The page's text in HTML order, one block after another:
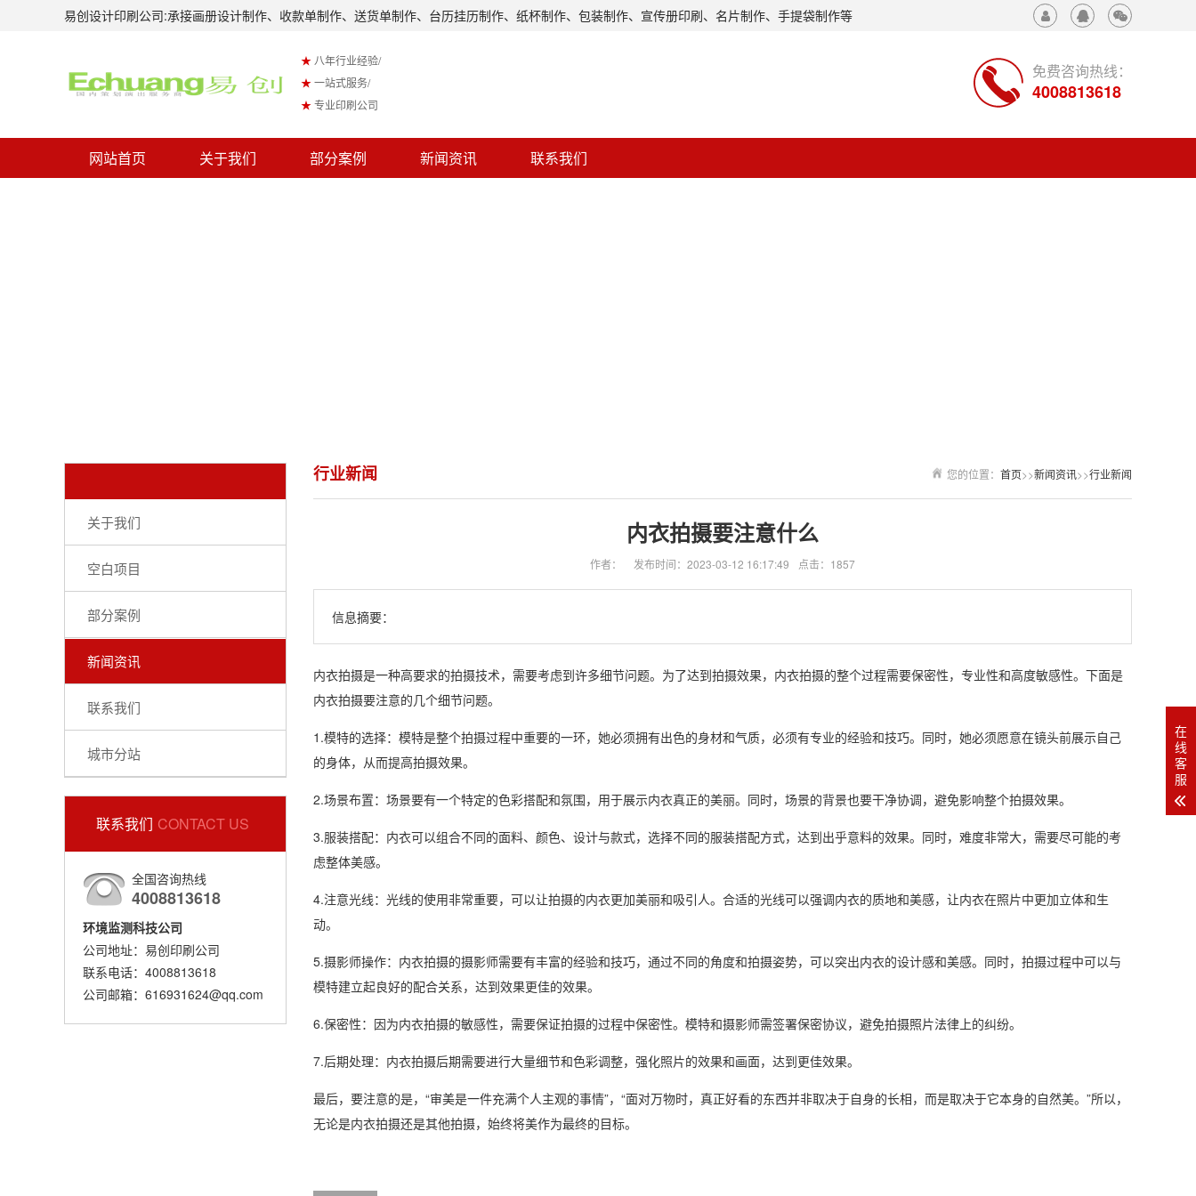
易创设计印刷公司:承接画册设计制作、收款单制作、送货单制作、台历挂历制作、纸杯制作、包装制作、宣传册印刷、名片制作、手提袋制作等
★ 八年行业经验/
★一站式服务/
★专业印刷公司
免费咨询热线：
4008813618
网站首页 关于我们 部分案例 新闻资讯 联系我们
关于我们
空白项目
部分案例
新闻资讯
联系我们
城市分站
联系我们 CONTACT US
全国咨询热线
4008813618
环境监测科技公司
公司地址：易创印刷公司
联系电话：4008813618
公司邮箱：616931624@qq.com
您的位置： 首页>>新闻资讯>>行业新闻
行业新闻
内衣拍摄要注意什么
作者： 发布时间：2023-03-12 16:17:49 点击：1857
信息摘要：
内衣拍摄是一种高要求的拍摄技术，需要考虑到许多细节问题。为了达到拍摄效果，内衣拍摄的整个过程需要保密性，专业性和高度敏感性。下面是
内衣拍摄要注意的几个细节问题。
1.模特的选择：模特是整个拍摄过程中重要的一环，她必须拥有出色的身材和气质，必须有专业的经验和技巧。同时，她必须愿意在镜头前展示自己
的身体，从而提高拍摄效果。
2.场景布置：场景要有一个特定的色彩搭配和氛围，用于展示内衣真正的美丽。同时，场景的背景也要干净协调，避免影响整个拍摄效果。
3.服装搭配：内衣可以组合不同的面料、颜色、设计与款式，选择不同的服装搭配方式，达到出乎意料的效果。同时，难度非常大，需要尽可能的考
虑整体美感。
4.注意光线：光线的使用非常重要，可以让拍摄的内衣更加美丽和吸引人。合适的光线可以强调内衣的质地和美感，让内衣在照片中更加立体和生
动。
5.摄影师操作：内衣拍摄的摄影师需要有丰富的经验和技巧，通过不同的角度和拍摄姿势，可以突出内衣的设计感和美感。同时，拍摄过程中可以与
模特建立起良好的配合关系，达到效果更佳的效果。
6.保密性：因为内衣拍摄的敏感性，需要保证拍摄的过程中保密性。模特和摄影师需签署保密协议，避免拍摄照片法律上的纠纷。
7.后期处理：内衣拍摄后期需要进行大量细节和色彩调整，强化照片的效果和画面，达到更佳效果。
最后，要注意的是，“审美是一件充满个人主观的事情”，“面对万物时，真正好看的东西并非取决于自身的长相，而是取决于它本身的自然美。”所以，
无论是内衣拍摄还是其他拍摄，始终将美作为最终的目标。
在
线
客
服